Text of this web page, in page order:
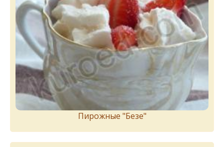
Пирожныe "Бeзe"